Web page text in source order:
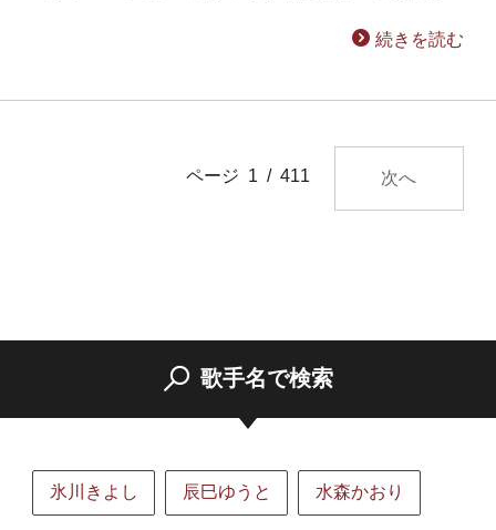
続きを読む
ページ 1 / 411 次へ
歌手名で検索
氷川きよし 辰巳ゆうと 水森かおり